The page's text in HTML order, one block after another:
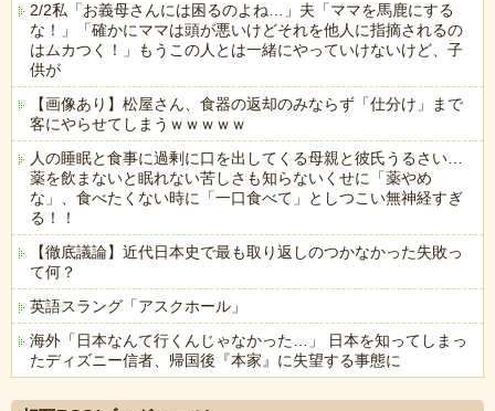
2/2私「お義母さんには困るのよね…」夫「ママを馬鹿にする
な！」「確かにママは頭が悪いけどそれを他人に指摘されるの
はムカつく！」もうこの人とは一緒にやっていけないけど、子
供が
【画像あり】松屋さん、食器の返却のみならず「仕分け」まで
客にやらせてしまうｗｗｗｗｗ
人の睡眠と食事に過剰に口を出してくる母親と彼氏うるさい…
薬を飲まないと眠れない苦しさも知らないくせに「薬やめ
な」、食べたくない時に「一口食べて」としつこい無神経すぎ
る！！
【徹底議論】近代日本史で最も取り返しのつかなかった失敗っ
て何？
英語スラング「アスクホール」
海外「日本なんて行くんじゃなかった…」 日本を知ってしまっ
たディズニー信者、帰国後『本家』に失望する事態に